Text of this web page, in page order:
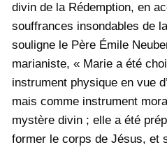
divin de la Rédemption, en
souffrances insondables de
souligne le Père Émile
marianiste, « Marie a été
instrument physique en vue
mais comme instrument
mystère divin ; elle a été
former le corps de Jésus, et